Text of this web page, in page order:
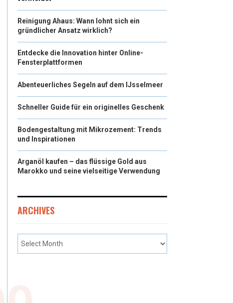
Reinigung Ahaus: Wann lohnt sich ein
gründlicher Ansatz wirklich?
Entdecke die Innovation hinter Online-
Fensterplattformen
Abenteuerliches Segeln auf dem IJsselmeer
Schneller Guide für ein originelles Geschenk
Bodengestaltung mit Mikrozement: Trends
und Inspirationen
Arganöl kaufen – das flüssige Gold aus
Marokko und seine vielseitige Verwendung
ARCHIVES